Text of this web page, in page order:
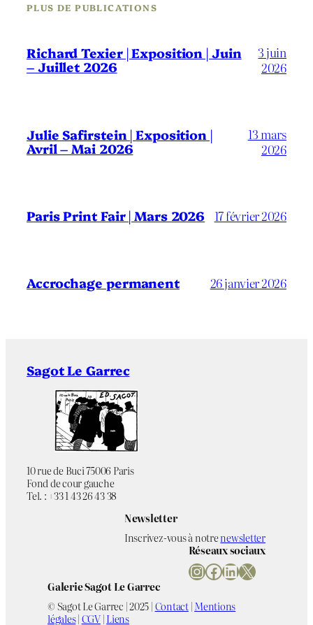
PLUS DE PUBLICATIONS
Richard Texier | Exposition | Juin
– Juillet 2026
3 juin
2026
Julie Safirstein | Exposition |
Avril – Mai 2026
13 mars
2026
Paris Print Fair | Mars 2026 17 février 2026
Accrochage permanent 26 janvier 2026
Sagot Le Garrec
10 rue de Buci 75006 Paris
Fond de cour gauche
Tel. : +33 1 43 26 43 38
Newsletter
Inscrivez-vous à notrenewsletter
Réseaux sociaux
InstagramFacebook LinkedIn X
Galerie Sagot Le Garrec
© Sagot Le Garrec | 2025 |Contact|Mentions
légales|CGV|Liens